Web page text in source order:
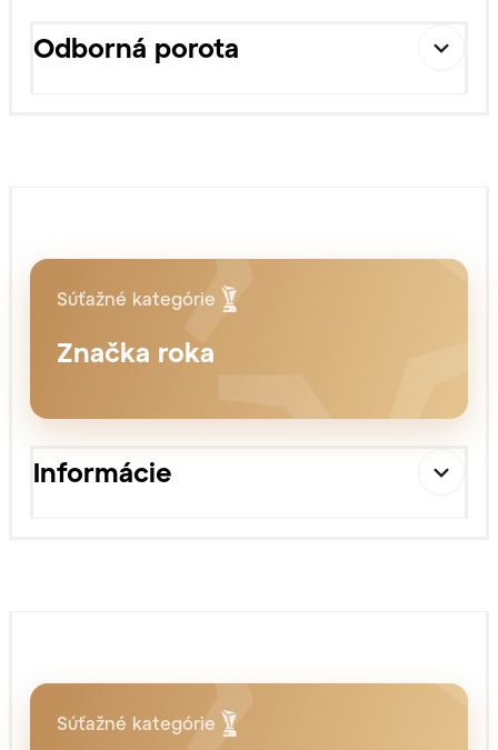
Odborná porota
Súťažné kategórie
Značka roka
Informácie
Súťažné kategórie